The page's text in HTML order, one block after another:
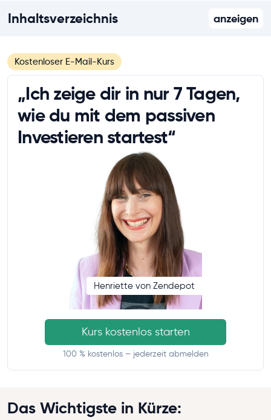
Inhaltsverzeichnis anzeigen
Kostenloser E-Mail-Kurs
„Ich zeige dir in nur 7 Tagen,
wie du mit dem passiven
Investieren startest“
Henriette von Zendepot
Kurs kostenlos starten
100 % kostenlos – jederzeit abmelden
Das Wichtigste in Kürze: